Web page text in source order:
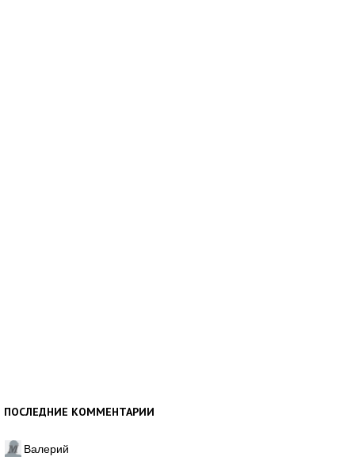
ПОСЛЕДНИЕ КОММЕНТАРИИ
Валерий